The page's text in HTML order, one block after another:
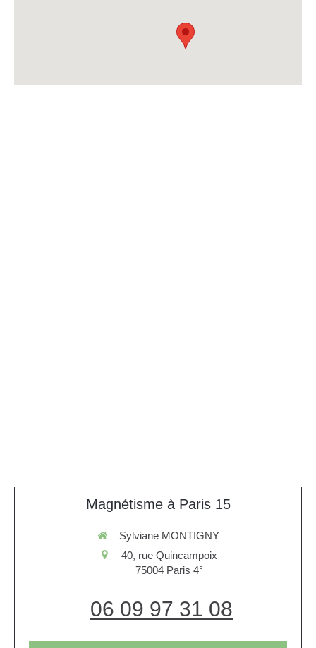
Magnétisme à Paris 15
Sylviane MONTIGNY
40, rue Quincampoix
75004 Paris 4°
06 09 97 31 08